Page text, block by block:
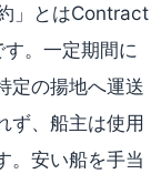
」とはContract
。一定期間に
定の揚地へ運送
ず、船主は使用
。安い船を手当